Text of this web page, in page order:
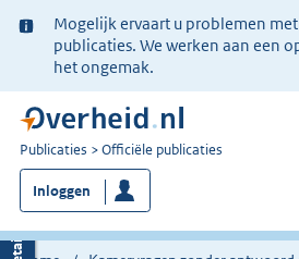
Ter
informatie:
Mogelijk ervaart u problemen
publicaties. We werken aan een
het ongemak.
U
bent
nu
hier:
Publicaties Officiële publicaties
Inloggen